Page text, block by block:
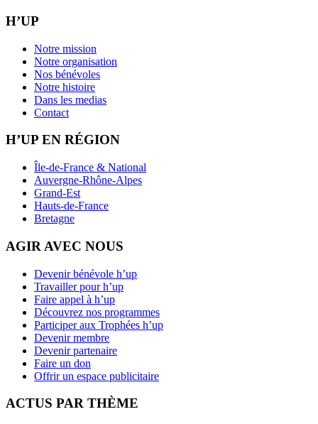
H’UP
Notre mission
Notre organisation
Nos bénévoles
Notre histoire
Dans les medias
Contact
H’UP EN RÉGION
Île-de-France & National
Auvergne-Rhône-Alpes
Grand-Est
Hauts-de-France
Bretagne
AGIR AVEC NOUS
Devenir bénévole h’up
Travailler pour h’up
Faire appel à h’up
Découvrez nos programmes
Participer aux Trophées h’up
Devenir membre
Devenir partenaire
Faire un don
Offrir un espace publicitaire
ACTUS PAR THÈME